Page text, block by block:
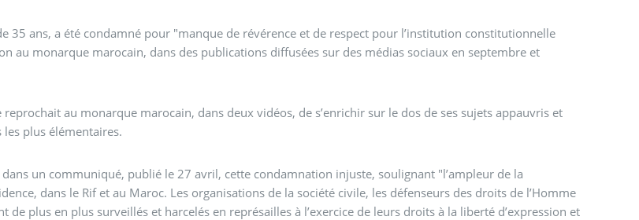
35 ans, a été condamné pour "manque de révérence et de respect pour l’institution constitutionnelle
au monarque marocain, dans des publications diffusées sur des médias sociaux en septembre et
reprochait au monarque marocain, dans deux vidéos, de s’enrichir sur le dos de ses sujets appauvris et
plus élémentaires.
un communiqué, publié le 27 avril, cette condamnation injuste, soulignant "l’ampleur de la
dans le Rif et au Maroc. Les organisations de la société civile, les défenseurs des droits de l’Homme
de plus en plus surveillés et harcelés en représailles à l’exercice de leurs droits à la liberté d’expression et